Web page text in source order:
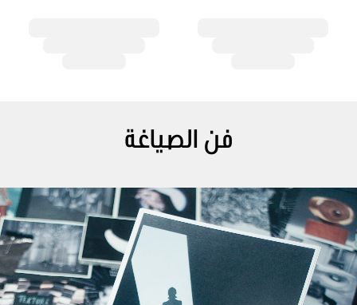
فن الصياغة